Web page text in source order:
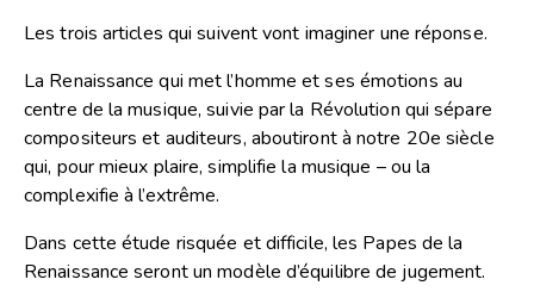
Les trois articles qui suivent vont imaginer une réponse.
La Renaissance qui met l’homme et ses émotions au
centre de la musique, suivie par la Révolution qui sépare
compositeurs et auditeurs, aboutiront à notre 20e siècle
qui, pour mieux plaire, simplifie la musique – ou la
complexifie à l’extrême.
Dans cette étude risquée et difficile, les Papes de la
Renaissance seront un modèle d’équilibre de jugement.